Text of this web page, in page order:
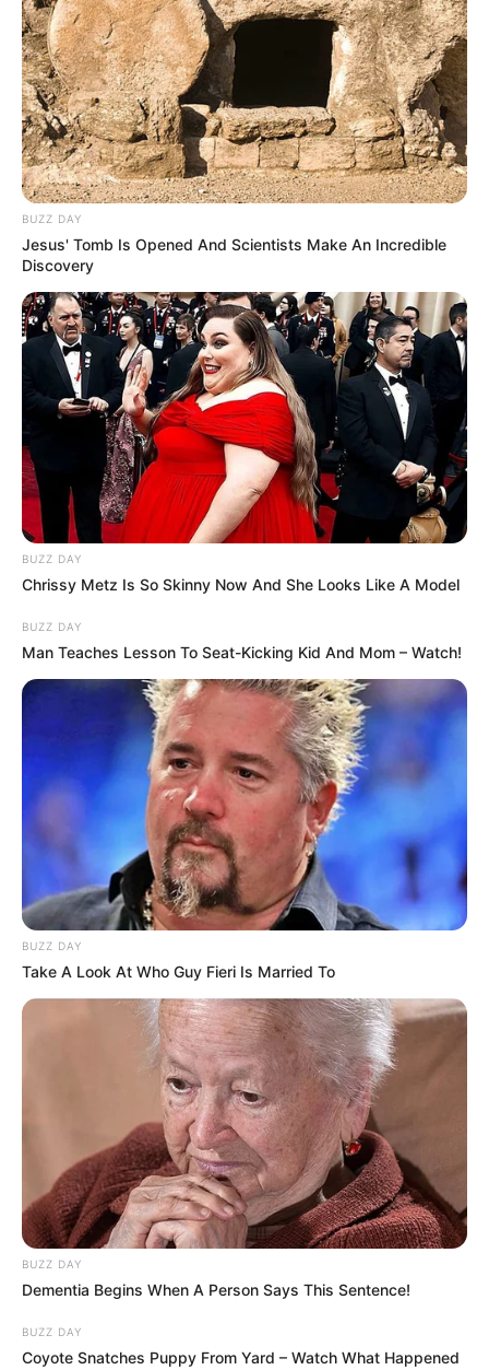
BUZZ DAY
Jesus' Tomb Is Opened And Scientists Make An Incredible
Discovery
BUZZ DAY
Chrissy Metz Is So Skinny Now And She Looks Like A Model
BUZZ DAY
Man Teaches Lesson To Seat-Kicking Kid And Mom – Watch!
BUZZ DAY
Take A Look At Who Guy Fieri Is Married To
BUZZ DAY
Dementia Begins When A Person Says This Sentence!
BUZZ DAY
Coyote Snatches Puppy From Yard – Watch What Happened